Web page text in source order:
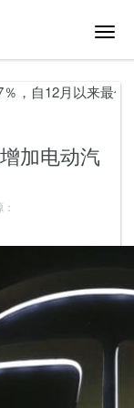
切
航
自12月以来最低
加电动汽